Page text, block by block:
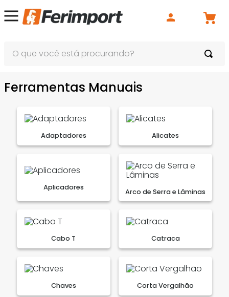
Ferramentas Manuais
Adaptadores Alicates
Aplicadores
Arco de Serra e Lâminas
Cabo T Catraca
Chaves Corta Vergalhão